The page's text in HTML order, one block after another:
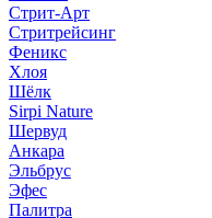
Стрит-Арт
Стритрейсинг
Феникс
Хлоя
Шёлк
Sirpi Nature
Шервуд
Анкара
Эльбрус
Эфес
Палитра